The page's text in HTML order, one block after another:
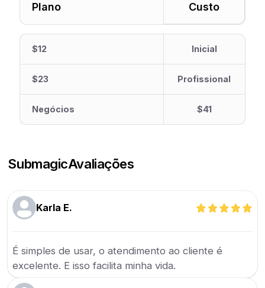
Plano Custo
$12 Inicial
$23 Profissional
Negócios $41
SubmagicAvaliações
Karla E.
É simples de usar, o atendimento ao cliente é
excelente. E isso facilita minha vida.